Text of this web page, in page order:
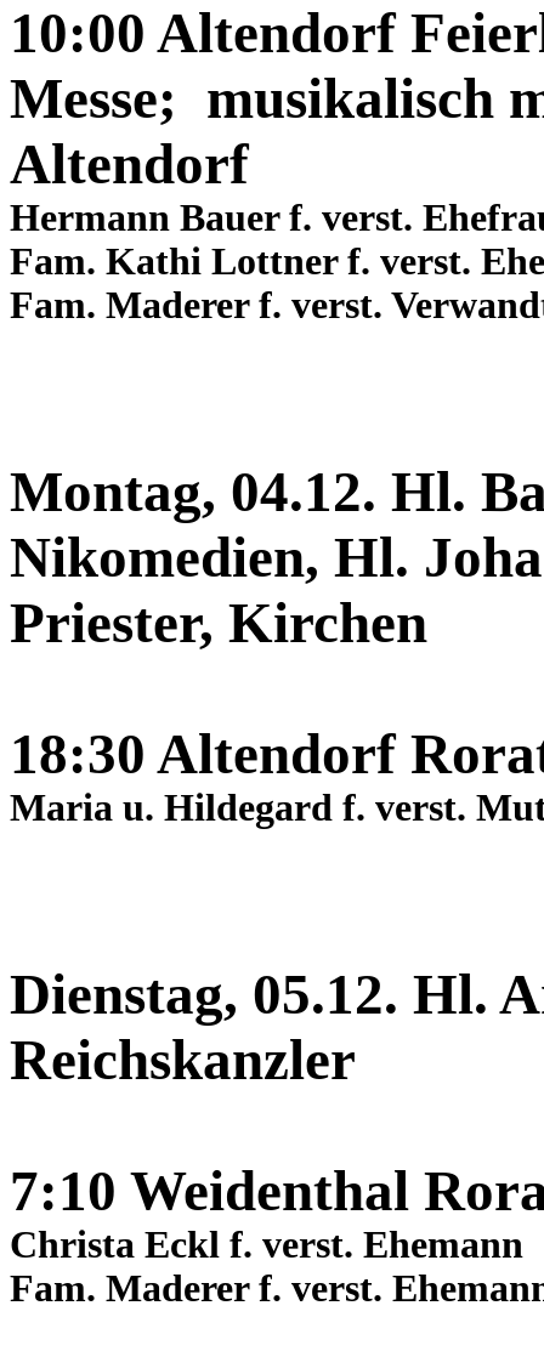
10:00 Altendorf
Messe; musikalisch
Altendorf
Hermann Bauer f. verst.
Fam. Kathi Lottner f. verst.
Fam. Maderer f. verst.
Montag, 04.12. Hl.
Nikomedien, Hl.
Priester, Kirchen
18:30 Altendorf
Maria u. Hildegard f. verst.
Dienstag, 05.12. Hl.
Reichskanzler
7:10 Weidenthal
Christa Eckl f. verst. Ehemann
Fam. Maderer f. verst.